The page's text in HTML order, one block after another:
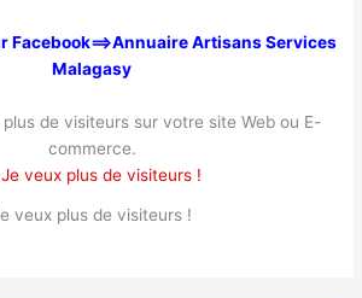
Facebook==>Annuaire Artisans Services
Malagasy
de visiteurs sur votre site Web ou E-
commerce.
veux plus de visiteurs !